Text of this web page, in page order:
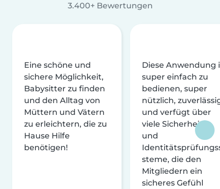
3.400+ Bewertungen
Eine schöne und
sichere Möglichkeit,
Babysitter zu finden
und den Alltag von
Müttern und Vätern
zu erleichtern, die zu
Hause Hilfe
benötigen!
Diese Anwendung
super einfach zu
bedienen, super
nützlich,
und verfügt über
viele Sicherheits-
und
steme, die den
Mitgliedern ein
sicheres Gefühl